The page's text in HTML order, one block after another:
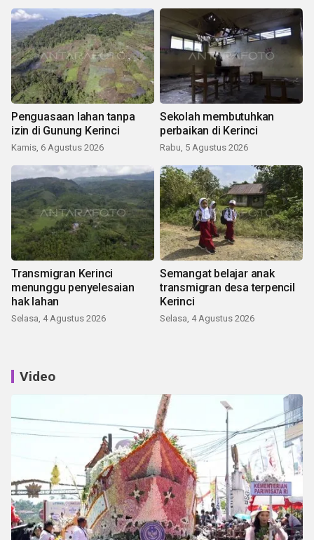
Penguasaan lahan tanpa
izin di Gunung Kerinci
Kamis, 6 Agustus 2026
Sekolah membutuhkan
perbaikan di Kerinci
Rabu, 5 Agustus 2026
Transmigran Kerinci
menunggu penyelesaian
hak lahan
Selasa, 4 Agustus 2026
Semangat belajar anak
transmigran desa terpencil
Kerinci
Selasa, 4 Agustus 2026
Video